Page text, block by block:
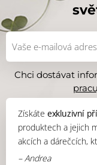
Chci dostávat
Získáteexkluzivní
produktech a jejich
akcích a dárečcích,
– Andrea